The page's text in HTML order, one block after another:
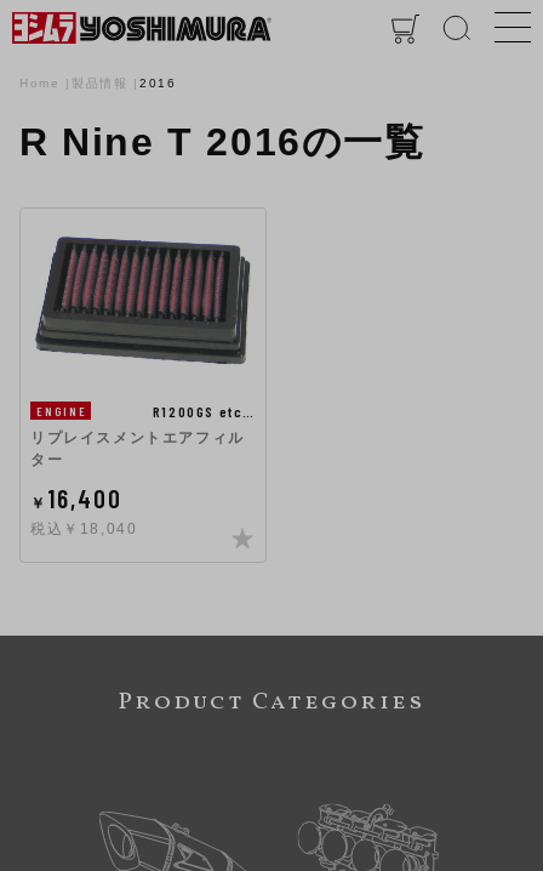
Home 製品情報 2016
R Nine T 2016の一覧
ENGINE
R1200GS etc…
リプレイスメントエアフィル
ター
￥ 16,400
税込￥18,040
Product Categories